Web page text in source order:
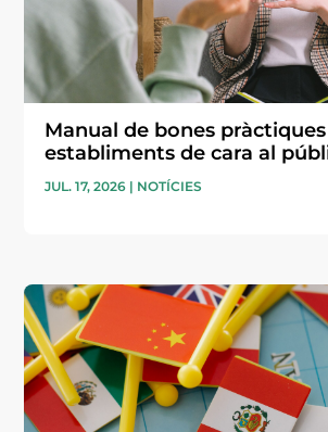
Manual de bones
establiments de cara al
JUL. 17, 2026 | NOTÍCIES